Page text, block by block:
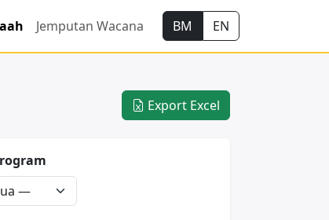
Jemputan Wacana BM EN
Export Excel